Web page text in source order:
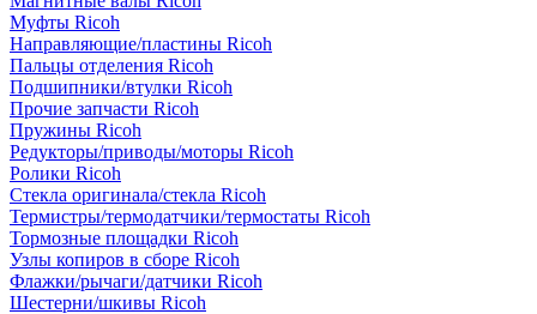
Муфты Ricoh
Направляющие/пластины Ricoh
Пальцы отделения Ricoh
Подшипники/втулки Ricoh
Прочие запчасти Ricoh
Пружины Ricoh
Редукторы/приводы/моторы Ricoh
Ролики Ricoh
Стекла оригинала/стекла Ricoh
Термистры/термодатчики/термостаты Ricoh
Тормозные площадки Ricoh
Узлы копиров в сборе Ricoh
Флажки/рычаги/датчики Ricoh
Шестерни/шкивы Ricoh